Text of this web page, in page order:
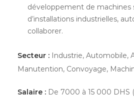
développement de machines
d’installations industrielles,
collaborer.
Secteur : Industrie, Automobile,
Manutention, Convoyage,
Salaire : De 7000 à 15 000 DHS